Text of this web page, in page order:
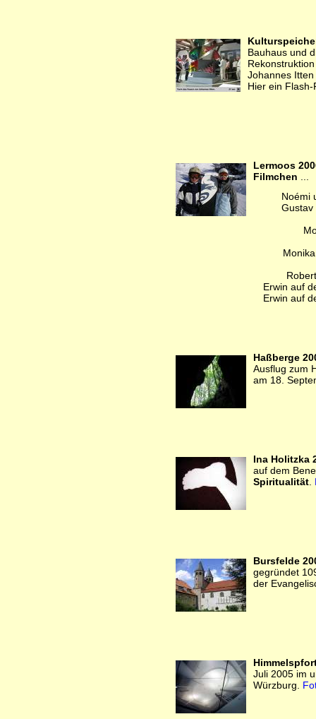
Bauhaus und
Johannes
Hier ein
Lermoos
Filmchen
Noémi
Erwin auf
Erwin auf
Haßberge
Ausflug zum
am 18.
Ina Holitzka
auf dem
Spiritualität
Bursfelde
gegründet
der
Juli 2005 im
Würzburg.